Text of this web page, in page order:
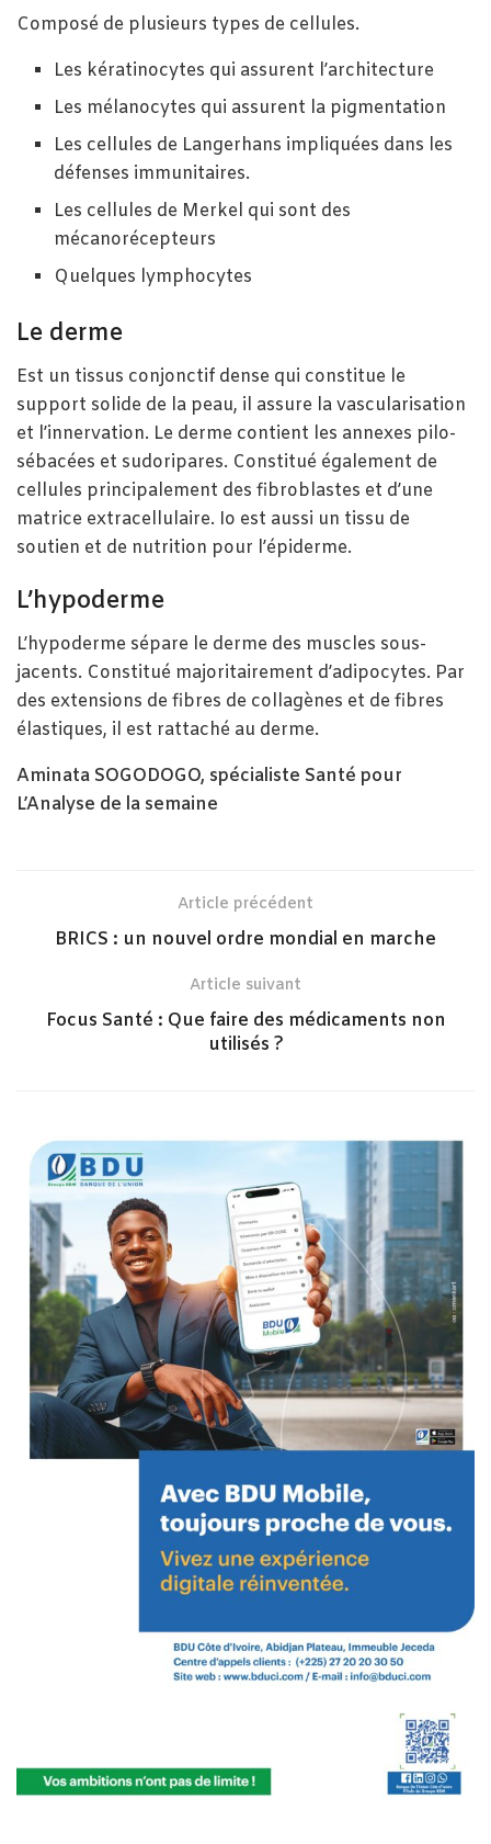
Composé de plusieurs types de cellules.
Les kératinocytes qui assurent l’architecture
Les mélanocytes qui assurent la pigmentation
Les cellules de Langerhans impliquées dans les
défenses immunitaires.
Les cellules de Merkel qui sont des
mécanorécepteurs
Quelques lymphocytes
Le derme
Est un tissus conjonctif dense qui constitue le
support solide de la peau, il assure la vascularisation
et l’innervation. Le derme contient les annexes pilo-
sébacées et sudoripares. Constitué également de
cellules principalement des fibroblastes et d’une
matrice extracellulaire. Io est aussi un tissu de
soutien et de nutrition pour l’épiderme.
L’hypoderme
L’hypoderme sépare le derme des muscles sous-
jacents. Constitué majoritairement d’adipocytes. Par
des extensions de fibres de collagènes et de fibres
élastiques, il est rattaché au derme.
Aminata SOGODOGO, spécialiste Santé pour
L’Analyse de la semaine
Article précédent
BRICS : un nouvel ordre mondial en marche
Article suivant
Focus Santé : Que faire des médicaments non
utilisés ?